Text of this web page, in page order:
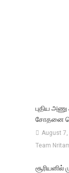
புதிய
சோதனை
August
Team
சூரியனில்